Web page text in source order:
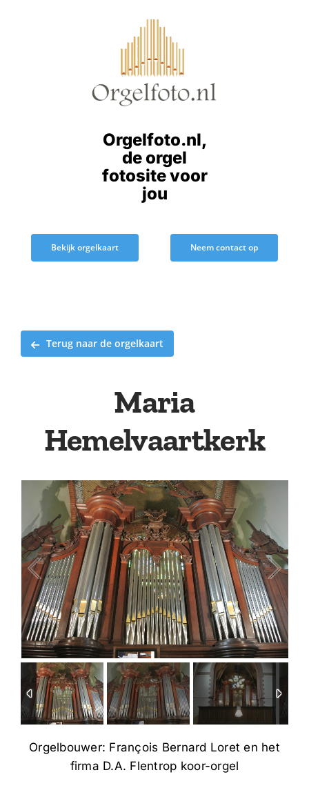
Orgelfoto.nl,
de orgel
fotosite voor
jou
Bekijk orgelkaart Neem contact op
Terug naar de orgelkaart
Maria
Hemelvaartkerk
1/16
Orgelbouwer: François Bernard Loret en het
firma D.A. Flentrop koor-orgel